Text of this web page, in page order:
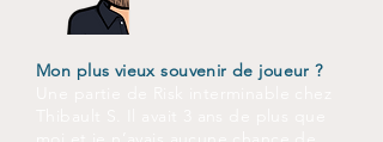
Mon plus vieux souvenir de joueur ?